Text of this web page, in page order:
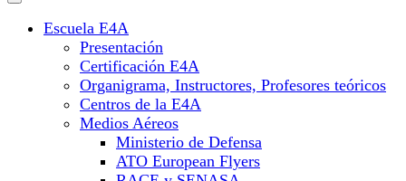
Escuela E4A
Presentación
Certificación E4A
Organigrama, Instructores, Profesores teóricos
Centros de la E4A
Medios Aéreos
Ministerio de Defensa
ATO European Flyers